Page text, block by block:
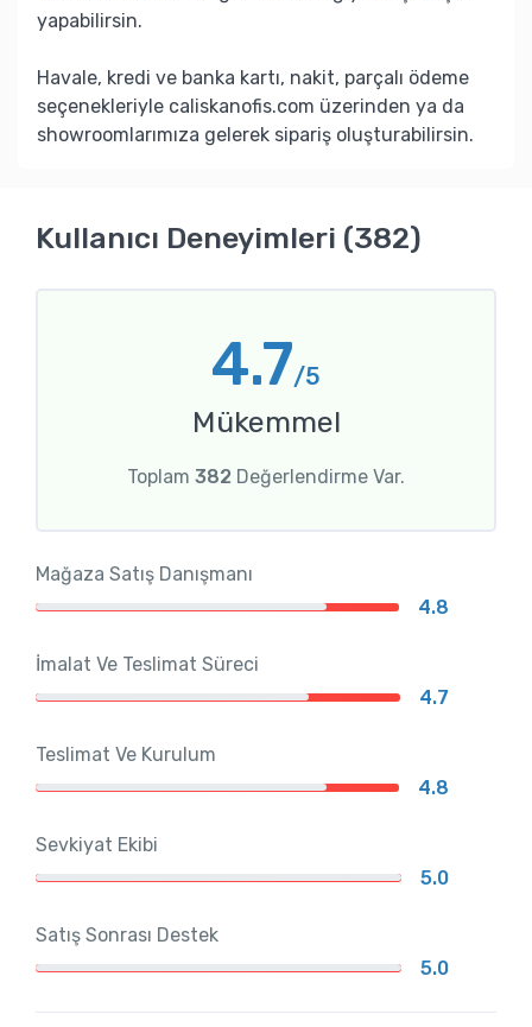
yapabilirsin.
Havale, kredi ve banka kartı, nakit, parçalı ödeme
seçenekleriyle caliskanofis.com üzerinden ya da
showroomlarımıza gelerek sipariş oluşturabilirsin.
Kullanıcı Deneyimleri (382)
4.7/5
Mükemmel
Toplam 382 Değerlendirme Var.
Mağaza Satış Danışmanı
4.8
İmalat Ve Teslimat Süreci
4.7
Teslimat Ve Kurulum
4.8
Sevkiyat Ekibi
5.0
Satış Sonrası Destek
5.0